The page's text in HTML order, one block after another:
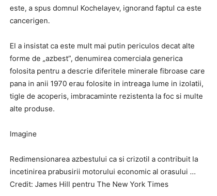
este, a spus domnul Kochelayev, ignorand faptul ca este
cancerigen.
El a insistat ca este mult mai putin periculos decat alte
forme de „azbest”, denumirea comerciala generica
folosita pentru a descrie diferitele minerale fibroase care
pana in anii 1970 erau folosite in intreaga lume in izolatii,
tigle de acoperis, imbracaminte rezistenta la foc si multe
alte produse.
Imagine
Redimensionarea azbestului ca si crizotil a contribuit la
incetinirea prabusirii motorului economic al orasului …
Credit: James Hill pentru The New York Times